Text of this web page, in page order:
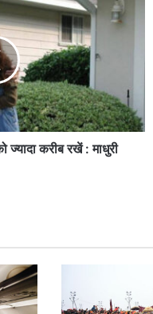
करीब रखें : माधुरी